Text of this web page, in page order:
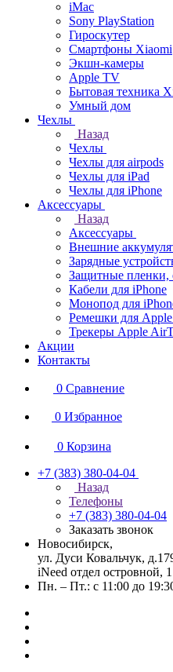
iMac
Sony PlayStation
Гироскутер
Смартфоны Xiaomi
Экшн-камеры
Apple TV
Бытовая техника
Умный дом
Чехлы
Назад
Чехлы
Чехлы для airpods
Чехлы для iPad
Чехлы для iPhone
Аксессуары
Назад
Аксессуары
Внешние
Зарядные
Защитные пленки,
Кабели для iPhone
Монопод для
Ремешки для Apple
Трекеры Apple
Акции
Контакты
0 Сравнение
0 Избранное
0 Корзина
+7 (383) 380-04-04
Назад
Телефоны
+7 (383) 380-04-04
Заказать звонок
Новосибирск,
ул. Дуси Ковальчук,
iNeed отдел островной,
Пн. – Пт.: с 11:00 до